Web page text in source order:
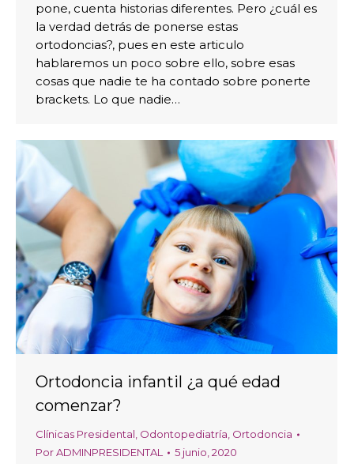
pone, cuenta historias diferentes. Pero ¿cuál es
la verdad detrás de ponerse estas
ortodoncias?, pues en este articulo
hablaremos un poco sobre ello, sobre esas
cosas que nadie te ha contado sobre ponerte
brackets. Lo que nadie…
Ortodoncia infantil ¿a qué edad
comenzar?
Clínicas Presidental Odontopediatría Ortodoncia
PorADMINPRESIDENTAL 5 junio, 2020